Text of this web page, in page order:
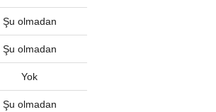
Şu olmadan
Şu olmadan
Yok
Şu olmadan